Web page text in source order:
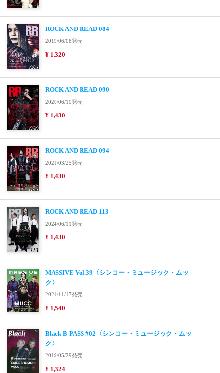
ROCK AND READ 084
2019/06/08発売
¥ 1,320
ROCK AND READ 090
2020/06/19発売
¥ 1,430
ROCK AND READ 094
2021/03/25発売
¥ 1,430
ROCK AND READ 113
2024/06/11発売
¥ 1,430
MASSIVE Vol.39〈シンコー・ミュージック・ムッ
ク〉
2021/11/17発売
¥ 1,540
Black B-PASS #02〈シンコー・ミュージック・ムッ
ク〉
2019/05/29発売
¥ 1,324